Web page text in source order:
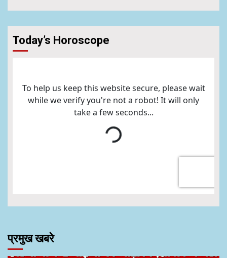
Today’s Horoscope
प्रमुख खबरे